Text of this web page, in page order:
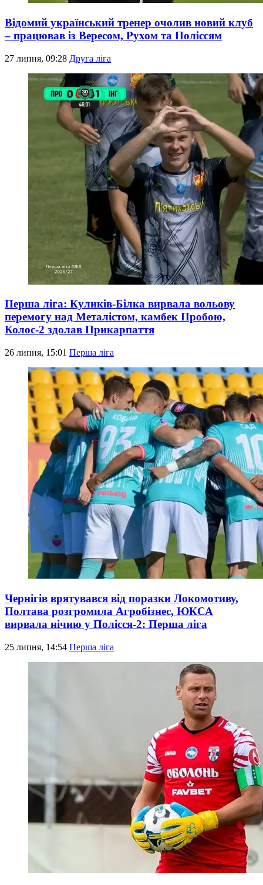
Відомий український тренер очолив новий клуб
– працював із Вересом, Рухом та Поліссям
27 липня, 09:28 Друга ліга
Перша ліга: Куликів-Білка вирвала вольову
перемогу над Металістом, камбек Пробою,
Колос-2 здолав Прикарпаття
26 липня, 15:01 Перша ліга
Чернігів врятувався від поразки Локомотиву,
Полтава розгромила Агробізнес, ЮКСА
вирвала нічию у Полісся-2: Перша ліга
25 липня, 14:54 Перша ліга